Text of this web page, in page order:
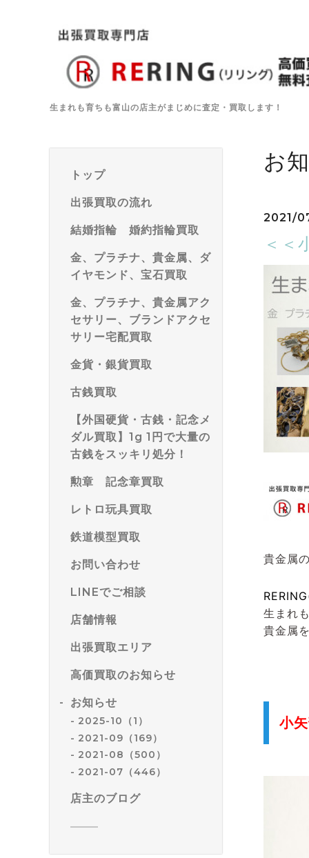
生まれも育ちも富山の店主がまじめに査定・買取します！
トップ
出張買取の流れ
結婚指輪 婚約指輪買取
金、プラチナ、貴金属、ダ
イヤモンド、宝石買取
金、プラチナ、貴金属アク
セサリー、ブランドアクセ
サリー宅配買取
金貨・銀貨買取
古銭買取
【外国硬貨・古銭・記念メ
ダル買取】1g 1円で大量の
古銭をスッキリ処分！
勲章 記念章買取
レトロ玩具買取
鉄道模型買取
お問い合わせ
LINEでご相談
店舗情報
出張買取エリア
高価買取のお知らせ
お知らせ
2025-10（1）
2021-09（169）
2021-08（500）
2021-07（446）
店主のブログ
お
2021/
＜＜
貴金属
生まれ
貴金属
小